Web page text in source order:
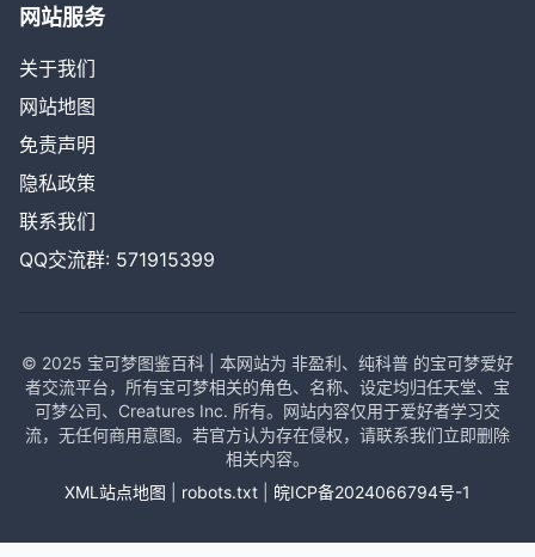
网站服务
关于我们
网站地图
免责声明
隐私政策
联系我们
QQ交流群: 571915399
© 2025 宝可梦图鉴百科 | 本网站为 非盈利、纯科普 的宝可梦爱好
者交流平台，所有宝可梦相关的角色、名称、设定均归任天堂、宝
可梦公司、Creatures Inc. 所有。网站内容仅用于爱好者学习交
流，无任何商用意图。若官方认为存在侵权，请联系我们立即删除
相关内容。
XML站点地图
robots.txt 皖ICP备2024066794号-1